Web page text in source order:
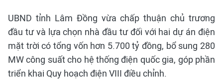
UBND tỉnh Lâm Đồng vừa chấp thuận chủ trương
đầu tư và lựa chọn nhà đầu tư đối với hai dự án điện
mặt trời có tổng vốn hơn 5.700 tỷ đồng, bổ sung 280
MW công suất cho hệ thống điện quốc gia, góp phần
triển khai Quy hoạch điện VIII điều chỉnh.